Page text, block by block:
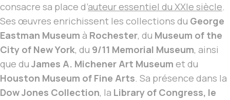
consacre sa place d’auteur essentiel du XXIe siècle.
Ses œuvres enrichissent les collections du George
Eastman Museum à Rochester, du Museum of the
City of New York, du 9/11 Memorial Museum, ainsi
que du James A. Michener Art Museum et du
Houston Museum of Fine Arts. Sa présence dans la
Dow Jones Collection, la Library of Congress, le